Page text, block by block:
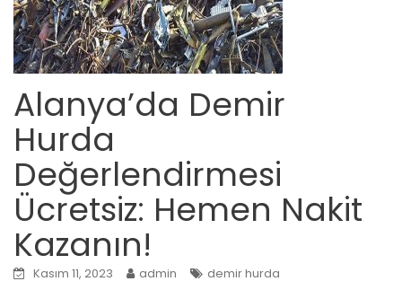
Alanya’da Demir
Hurda
Değerlendirmesi
Ücretsiz: Hemen Nakit
Kazanın!
Kasım 11, 2023 admin demir hurda